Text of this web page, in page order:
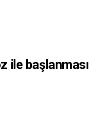
ile başlanması